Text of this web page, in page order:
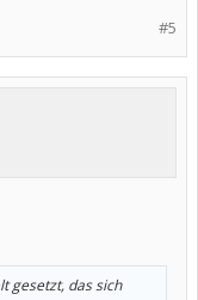
#5
gesetzt, das sich